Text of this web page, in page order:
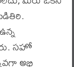
సహో
అభి